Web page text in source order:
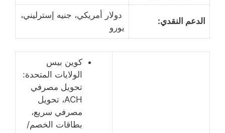
الدعم النقدي:
دولار أمريكي، جنيه إسترليني،
يورو
كوين بيس
الولايات المتحدة:
تحويل مصرفي
ACH، تحويل
مصرفي سريع،
بطاقات الخصم/